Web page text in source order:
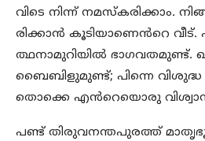
വിടെ നിന്ന് നമസ്കരിക്കാം.
രിക്കാൻ കൂടിയാണെൻറെ വീട്.
ത്ഥനാമുറിയിൽ
ബൈബിളുമുണ്ട്; പിന്നെ
തൊക്കെ എൻറെയൊരു
പണ്ട് തിരുവനന്തപുരത്ത്